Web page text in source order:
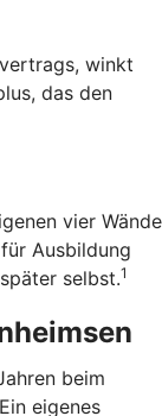
winkt
das den
vier Wände
Ausbildung
selbst.1
beim
eigenes